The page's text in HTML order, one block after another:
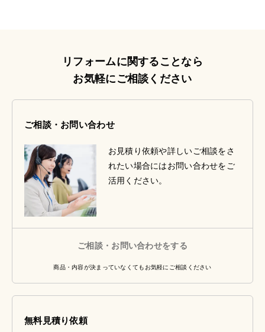
リフォームに関することなら
お気軽にご相談ください
ご相談・お問い合わせ
お見積り依頼や詳しいご相談をさ
れたい場合にはお問い合わせをご
活用ください。
ご相談・お問い合わせをする
商品・内容が決まっていなくてもお気軽にご相談ください
無料見積り依頼